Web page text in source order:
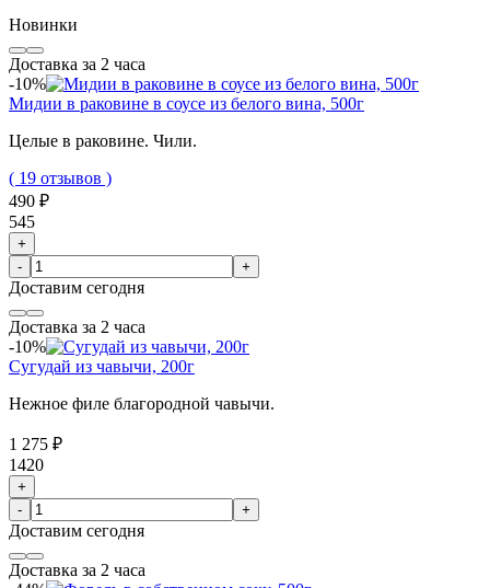
Новинки
Доставка за 2 часа
-10%
Мидии в раковине в соусе из белого вина, 500г
Целые в раковине. Чили.
( 19 отзывов )
490 ₽
545
+
-
+
Доставим сегодня
Доставка за 2 часа
-10%
Сугудай из чавычи, 200г
Нежное филе благородной чавычи.
1 275 ₽
1420
+
-
+
Доставим сегодня
Доставка за 2 часа